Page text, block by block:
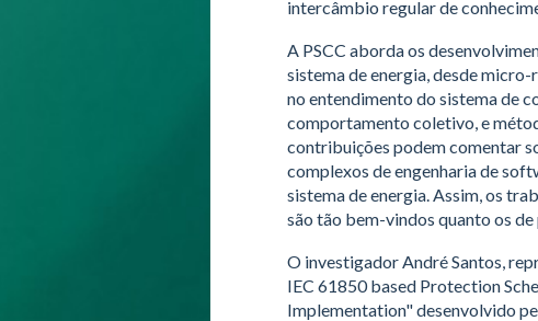
intercâmbio regular de
A PSCC aborda os
sistema de energia, desde
no entendimento do sistema de
comportamento coletivo, e
contribuições podem comentar
complexos de engenharia de
sistema de energia. Assim, os
são tão bem-vindos quanto os
O investigador André Santos,
IEC 61850 based Protection
Implementation" desenvolvido